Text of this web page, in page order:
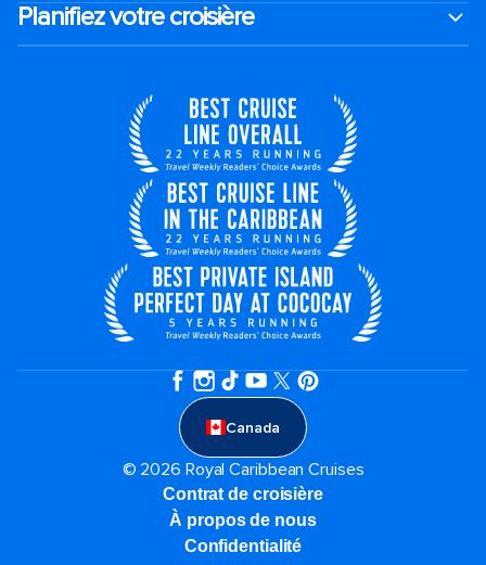
Planifiez votre croisière
Canada
© 2026 Royal Caribbean Cruises
Contrat de croisière
À propos de nous
Confidentialité